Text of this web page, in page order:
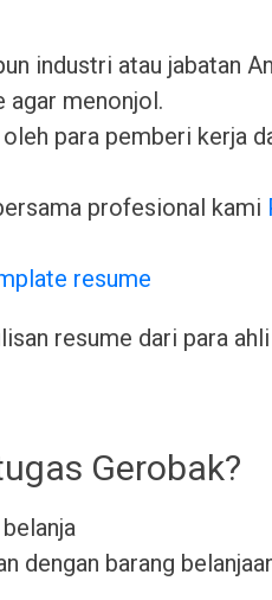
industri atau jabatan
agar menonjol.
para pemberi kerja
profesional kami
resume
resume dari para
Gerobak?
dengan barang